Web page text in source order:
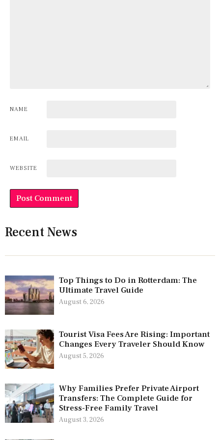
NAME
EMAIL
WEBSITE
Recent News
Top Things to Do in Rotterdam: The
Ultimate Travel Guide
August 6, 2026
Tourist Visa Fees Are Rising: Important
Changes Every Traveler Should Know
August 5, 2026
Why Families Prefer Private Airport
Transfers: The Complete Guide for
Stress-Free Family Travel
August 3, 2026